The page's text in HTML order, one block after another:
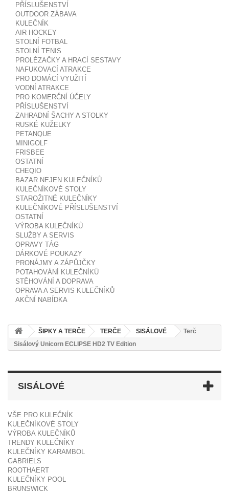
PŘÍSLUŠENSTVÍ
OUTDOOR ZÁBAVA
KULEČNÍK
AIR HOCKEY
STOLNÍ FOTBAL
STOLNÍ TENIS
PROLÉZAČKY A HRACÍ SESTAVY
NAFUKOVACÍ ATRAKCE
PRO DOMÁCÍ VYUŽITÍ
VODNÍ ATRAKCE
PRO KOMERČNÍ ÚČELY
PŘÍSLUŠENSTVÍ
ZAHRADNÍ ŠACHY A STOLKY
RUSKÉ KUŽELKY
PETANQUE
MINIGOLF
FRISBEE
OSTATNÍ
CHEQIO
BAZAR NEJEN KULEČNÍKŮ
KULEČNÍKOVÉ STOLY
STAROŽITNÉ KULEČNÍKY
KULEČNÍKOVÉ PŘÍSLUŠENSTVÍ
OSTATNÍ
VÝROBA KULEČNÍKŮ
SLUŽBY A SERVIS
OPRAVY TÁG
DÁRKOVÉ POUKAZY
PRONÁJMY A ZÁPŮJČKY
POTAHOVÁNÍ KULEČNÍKŮ
STĚHOVÁNÍ A DOPRAVA
OPRAVA A SERVIS KULEČNÍKŮ
AKČNÍ NABÍDKA
ŠIPKY A TERČE TERČE SISÁLOVÉ
Terč
Sisálový Unicorn ECLIPSE HD2 TV Edition
SISÁLOVÉ
VŠE PRO KULEČNÍK
KULEČNÍKOVÉ STOLY
VÝROBA KULEČNÍKŮ
TRENDY KULEČNÍKY
KULEČNÍKY KARAMBOL
GABRIELS
ROOTHAERT
KULEČNÍKY POOL
BRUNSWICK